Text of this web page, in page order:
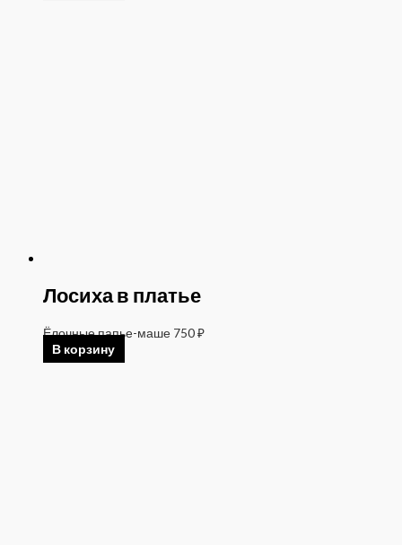
Лосиха в платье
Ёлочные папье-маше 750₽
В корзину